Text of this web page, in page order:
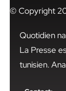
© Copyright
Quotidien
La Presse
tunisien.